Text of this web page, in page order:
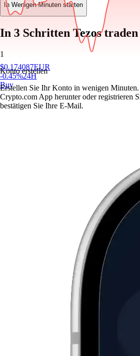
$0.174087EUR
-0.45%24H
Buy
In Wenigen Minuten starten
In 3 Schritten Tezos traden
1
Konto erstellen
Erstellen Sie Ihr Konto in wenigen
Crypto.com App herunter oder registrieren
bestätigen Sie Ihre E-Mail.